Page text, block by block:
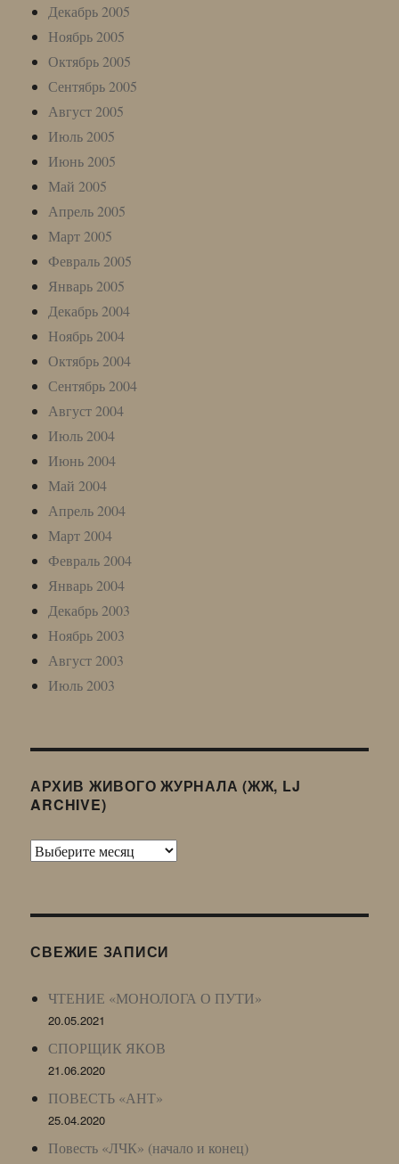
Декабрь 2005
Ноябрь 2005
Октябрь 2005
Сентябрь 2005
Август 2005
Июль 2005
Июнь 2005
Май 2005
Апрель 2005
Март 2005
Февраль 2005
Январь 2005
Декабрь 2004
Ноябрь 2004
Октябрь 2004
Сентябрь 2004
Август 2004
Июль 2004
Июнь 2004
Май 2004
Апрель 2004
Март 2004
Февраль 2004
Январь 2004
Декабрь 2003
Ноябрь 2003
Август 2003
Июль 2003
АРХИВ ЖИВОГО ЖУРНАЛА (ЖЖ, LJ
ARCHIVE)
Архив
LJ
СВЕЖИЕ ЗАПИСИ
ЧТЕНИЕ «МОНОЛОГА О ПУТИ»
20.05.2021
СПОРЩИК ЯКОВ
21.06.2020
ПОВЕСТЬ «АНТ»
25.04.2020
Повесть «ЛЧК» (начало и конец)